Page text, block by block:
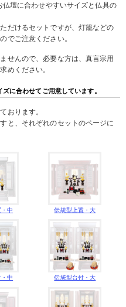
壇に合わせやすいサイズと仏具の
だけるセットですが、灯籠などの
でご注意ください。
せんので、必要な方は、真言宗用
めください。
に合わせてご用意しています。
おります。
と、それぞれのセットのページに
中 伝統型上置・大
中 伝統型台付・大